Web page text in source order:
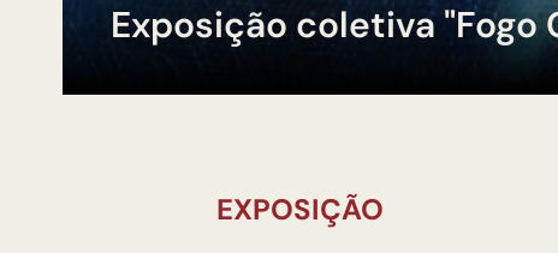
Exposição coletiva "Fogo
EXPOSIÇÃO